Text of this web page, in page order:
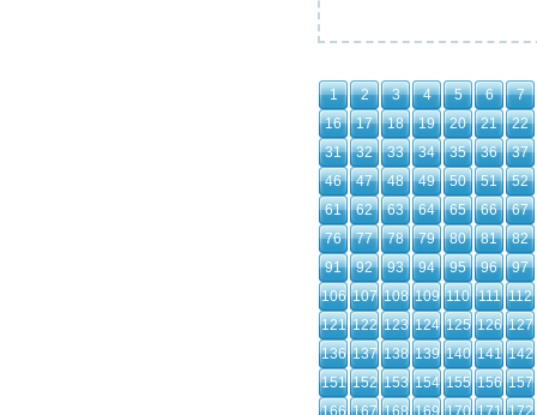
1 2 3 4 5 6
7
16
17 18 19 20 21
22
31
32 33 34 35 36
37
46
47 48 49 50 51
52
61
62 63 64 65 66
67
76
77 78 79 80 81
82
91
92 93 94 95 96
97
106 107 108 109 110 111 112
121 122 123 124 125 126 127
136 137 138 139 140 141 142
151 152 153 154 155 156 157
166 167 168 169 170 171 172